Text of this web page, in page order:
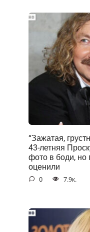
“Зажатая,
43-летняя
фото в боди, но
оценили
0 7.9к.